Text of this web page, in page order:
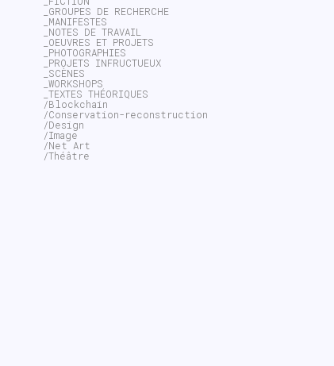
_GROUPES DE RECHERCHE
_MANIFESTES
_NOTES DE TRAVAIL
_OEUVRES ET PROJETS
_PHOTOGRAPHIES
_PROJETS INFRUCTUEUX
_SCÈNES
_WORKSHOPS
_TEXTES THÉORIQUES
/Blockchain
/Conservation-reconstruction
/Design
/Image
/Net Art
/Théâtre